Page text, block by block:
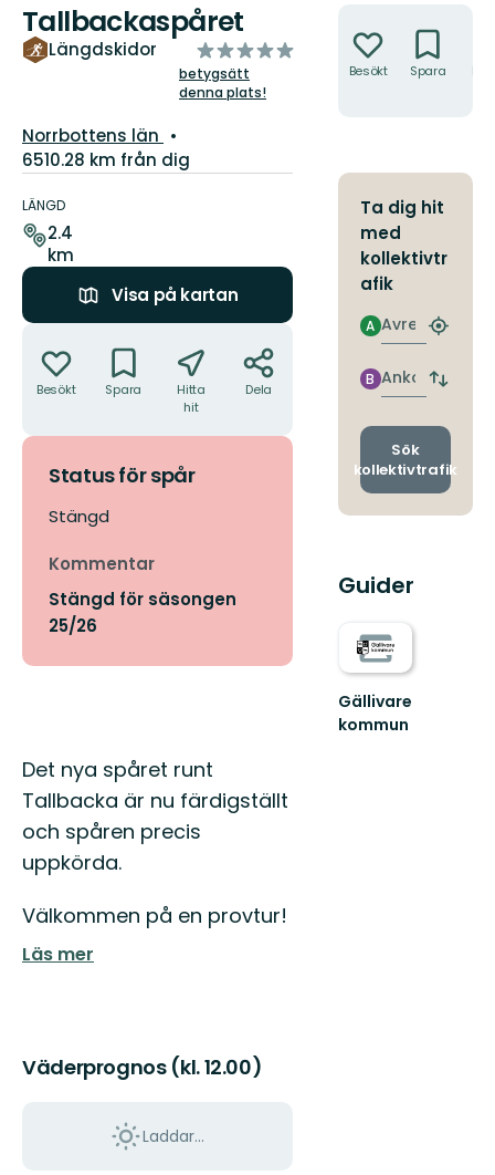
Tallbackaspåret
Längdskidor
av
5
stjärnor
betygsätt
denna plats!
Län:
Norrbottens län
6510.28 km från dig
om
leden
LÄNGD
2.4
km
Visa på kartan
Besökt Spara
Hitta
hit
Dela
Status för spår
Stängd
Kommentar
Stängd för säsongen
25/26
Beskrivning
Det nya spåret runt
Tallbacka är nu färdigställt
och spåren precis
uppkörda.
Välkommen på en provtur!
Läs mer
Väderprognos (kl. 12.00)
Laddar...
Besökt Spara
Ta dig hit
med
kollektivtr
afik
Avresa
A
Hitta
Ankomst
B
Byt
och
Sök
kollektivtrafik
Guider
Gällivare
kommun